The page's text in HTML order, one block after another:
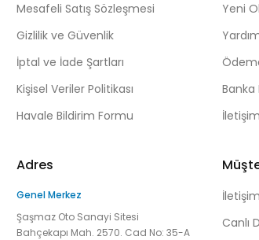
Mesafeli Satış Sözleşmesi
Gizlilik ve Güvenlik
İptal ve İade Şartları
Kişisel Veriler Politikası
Havale Bildirim Formu
Yeni Ol
Banka
Adres
Genel Merkez
Şaşmaz Oto Sanayi Sitesi
Bahçekapı Mah. 2570. Cad No: 35-A
Canlı